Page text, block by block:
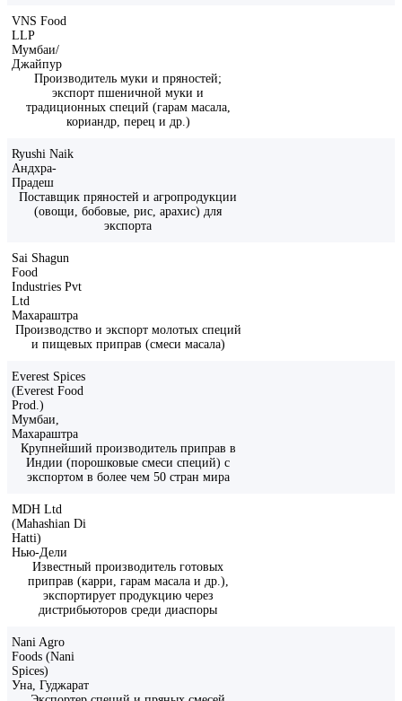
VNS Food
LLP
Мумбаи/
Джайпур
Производитель муки и пряностей;
экспорт пшеничной муки и
традиционных специй (гарам масала,
кориандр, перец и др.)
Ryushi Naik
Андхра-
Прадеш
Поставщик пряностей и агропродукции
(овощи, бобовые, рис, арахис) для
экспорта
Sai Shagun
Food
Industries Pvt
Ltd
Махараштра
Производство и экспорт молотых специй
и пищевых приправ (смеси масала)
Everest Spices
(Everest Food
Prod.)
Мумбаи,
Махараштра
Крупнейший производитель приправ в
Индии (порошковые смеси специй) с
экспортом в более чем 50 стран мира
MDH Ltd
(Mahashian Di
Hatti)
Нью-Дели
Известный производитель готовых
приправ (карри, гарам масала и др.),
экспортирует продукцию через
дистрибьюторов среди диаспоры
Nani Agro
Foods (Nani
Spices)
Уна, Гуджарат